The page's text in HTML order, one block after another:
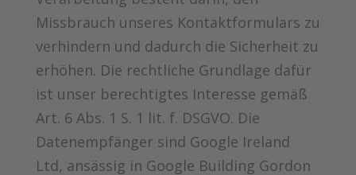
Missbrauch unseres Kontaktformulars zu
verhindern und dadurch die Sicherheit zu
erhöhen. Die rechtliche Grundlage dafür
ist unser berechtigtes Interesse gemäß
Art. 6 Abs. 1 S. 1 lit. f. DSGVO. Die
Datenempfänger sind Google Ireland
Ltd, ansässig in Google Building Gordon